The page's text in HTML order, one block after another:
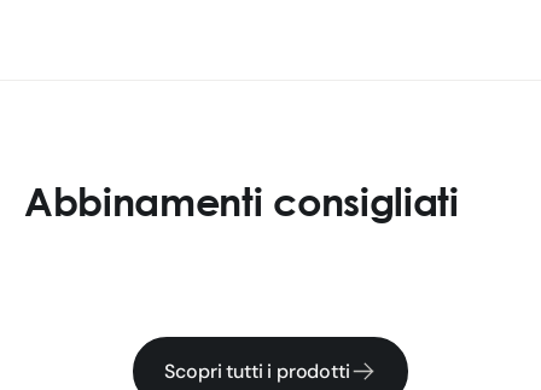
Abbinamenti consigliati
Scopri tutti i prodotti